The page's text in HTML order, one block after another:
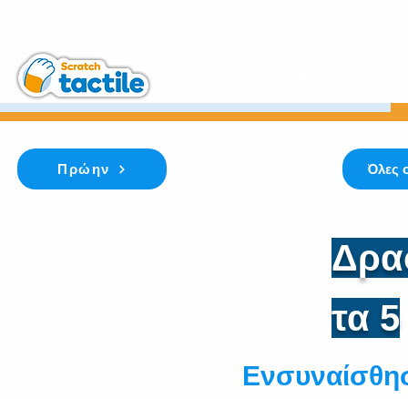
Πρώην Όλες
τα 5